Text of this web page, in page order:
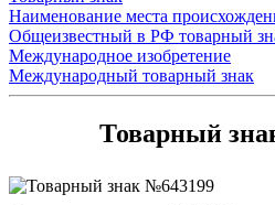
Наименование места
Общеизвестный в РФ товарный
Международное изобретение
Международный товарный знак
Товарный